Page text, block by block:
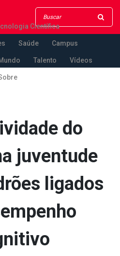
Científica
Saúde Campus
Talento Vídeos
do
juventude
ligados